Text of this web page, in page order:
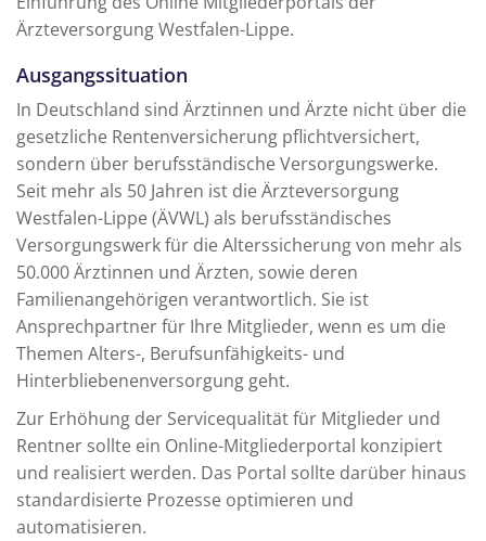
Ärzteversorgung Westfalen-Lippe.
Ausgangssituation
In Deutschland sind Ärztinnen und Ärzte nicht über die
gesetzliche Rentenversicherung pflichtversichert,
sondern über berufsständische Versorgungswerke.
Seit mehr als 50 Jahren ist die Ärzteversorgung
Westfalen-Lippe (ÄVWL) als berufsständisches
Versorgungswerk für die Alterssicherung von mehr als
50.000 Ärztinnen und Ärzten, sowie deren
Familienangehörigen verantwortlich. Sie ist
Ansprechpartner für Ihre Mitglieder, wenn es um die
Themen Alters-, Berufsunfähigkeits- und
Hinterbliebenenversorgung geht.
Zur Erhöhung der Servicequalität für Mitglieder und
Rentner sollte ein Online-Mitgliederportal konzipiert
und realisiert werden. Das Portal sollte darüber hinaus
standardisierte Prozesse optimieren und
automatisieren.